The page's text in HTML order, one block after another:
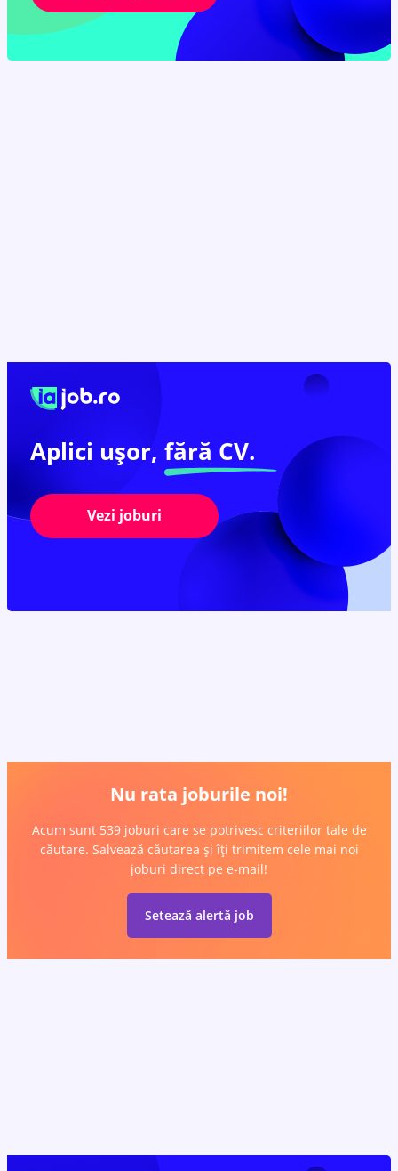
Aplici ușor, fără CV.
Vezi joburi
Nu rata joburile noi!
Acum sunt 539 joburi care se potrivesc criteriilor tale de
căutare. Salvează căutarea și îți trimitem cele mai noi
joburi direct pe e-mail!
Setează alertă job